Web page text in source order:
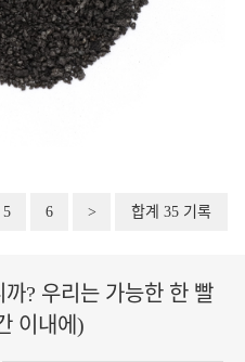
5 6 > 합계 35 기록
? 우리는 가능한 한 빨
이내에)